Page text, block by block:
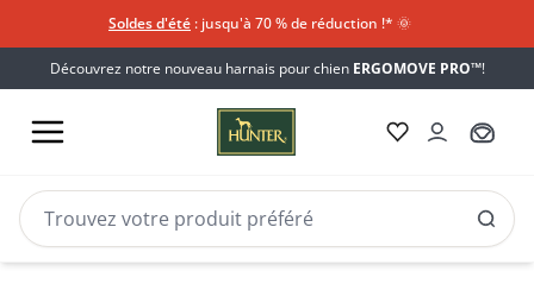
Soldes d'été : jusqu'à 70 % de réduction !*​ 🌞
Découvrez notre nouveau harnais pour chien ERGOMOVE PRO™!